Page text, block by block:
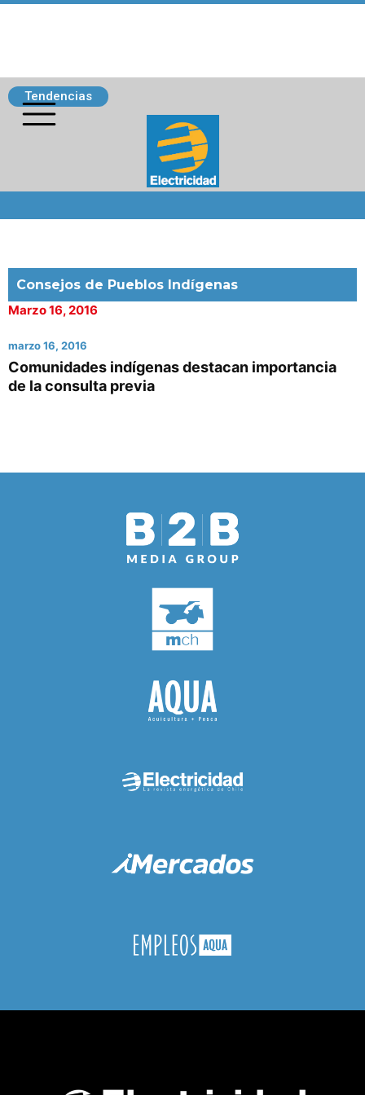
Tendencias
Consejos de Pueblos Indígenas
Marzo 16, 2016
marzo 16, 2016
Comunidades indígenas destacan importancia
de la consulta previa